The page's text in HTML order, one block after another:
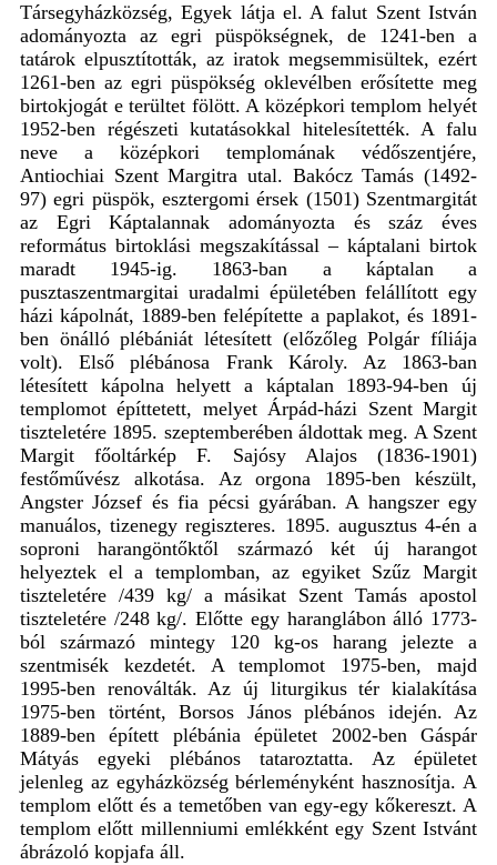
Társegyházközség, Egyek látja el. A falut Szent István
adományozta az egri püspökségnek, de 1241-ben a
tatárok elpusztították, az iratok megsemmisültek, ezért
1261-ben az egri püspökség oklevélben erősítette meg
birtokjogát e terültet fölött. A középkori templom helyét
1952-ben régészeti kutatásokkal hitelesítették. A falu
neve a középkori templomának védőszentjére,
Antiochiai Szent Margitra utal. Bakócz Tamás (1492-
97) egri püspök, esztergomi érsek (1501) Szentmargitát
az Egri Káptalannak adományozta és száz éves
református birtoklási megszakítással – káptalani birtok
maradt 1945-ig. 1863-ban a káptalan a
pusztaszentmargitai uradalmi épületében felállított egy
házi kápolnát, 1889-ben felépítette a paplakot, és 1891-
ben önálló plébániát létesített (előzőleg Polgár fíliája
volt). Első plébánosa Frank Károly. Az 1863-ban
létesített kápolna helyett a káptalan 1893-94-ben új
templomot építtetett, melyet Árpád-házi Szent Margit
tiszteletére 1895. szeptemberében áldottak meg. A Szent
Margit főoltárkép F. Sajósy Alajos (1836-1901)
festőművész alkotása. Az orgona 1895-ben készült,
Angster József és fia pécsi gyárában. A hangszer egy
manuálos, tizenegy regiszteres. 1895. augusztus 4-én a
soproni harangöntőktől származó két új harangot
helyeztek el a templomban, az egyiket Szűz Margit
tiszteletére /439 kg/ a másikat Szent Tamás apostol
tiszteletére /248 kg/. Előtte egy haranglábon álló 1773-
ból származó mintegy 120 kg-os harang jelezte a
szentmisék kezdetét. A templomot 1975-ben, majd
1995-ben renoválták. Az új liturgikus tér kialakítása
1975-ben történt, Borsos János plébános idején. Az
1889-ben épített plébánia épületet 2002-ben Gáspár
Mátyás egyeki plébános tataroztatta. Az épületet
jelenleg az egyházközség bérleményként hasznosítja. A
templom előtt és a temetőben van egy-egy kőkereszt. A
templom előtt millenniumi emlékként egy Szent Istvánt
ábrázoló kopjafa áll.